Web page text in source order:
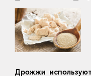
Дрожжи